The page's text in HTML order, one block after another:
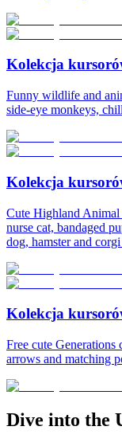
Kolekcja
Funny wildlife and
side-eye monkeys,
Kolekcja
Cute Highland Animal
nurse cat, bandaged
dog, hamster and
Kolekcja
Free cute
arrows and matching
Dive into the